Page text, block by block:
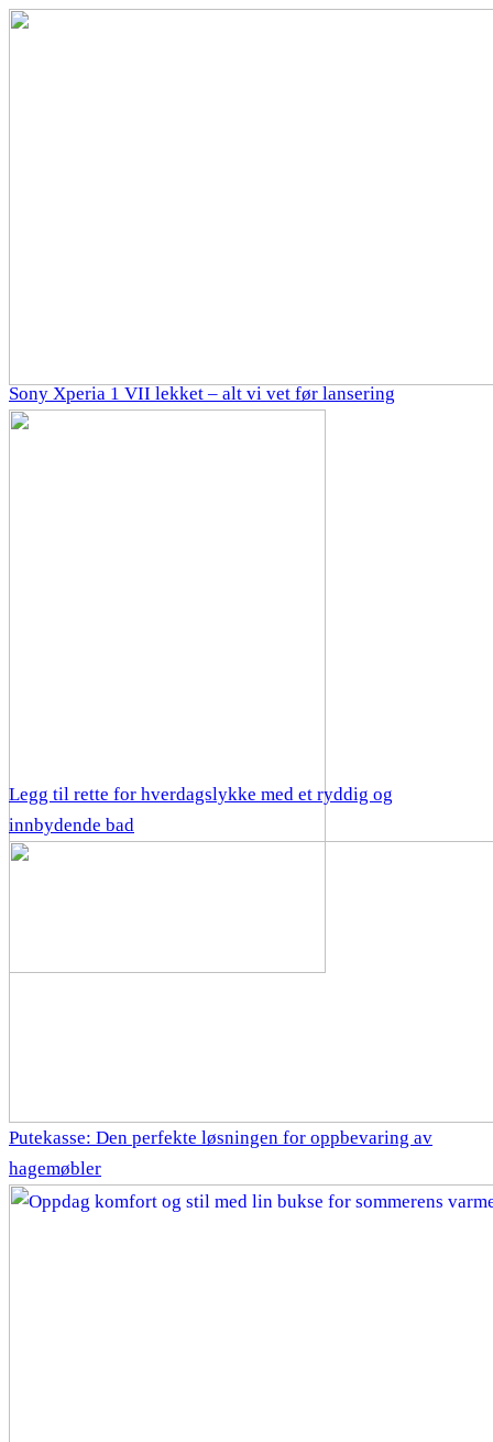
Sony Xperia 1 VII lekket – alt vi vet før lansering
Legg til rette for hverdagslykke med et ryddig og
innbydende bad
Putekasse: Den perfekte løsningen for oppbevaring av
hagemøbler